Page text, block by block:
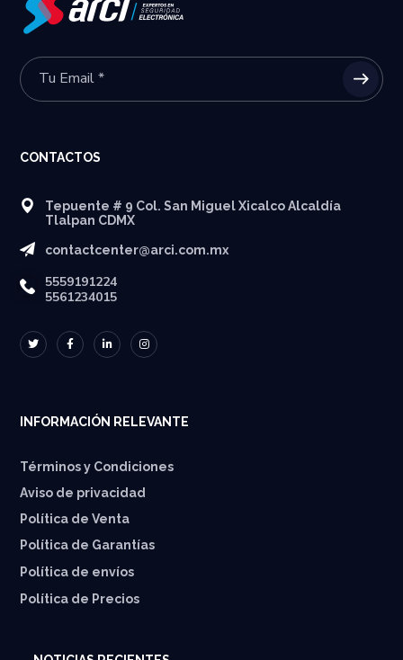
CONTACTOS
Tepuente # 9 Col. San Miguel Xicalco Alcaldía
Tlalpan CDMX
contactcenter@arci.com.mx
5559191224
5561234015
INFORMACIÓN RELEVANTE
Términos y Condiciones
Aviso de privacidad
Política de Venta
Política de Garantías
⁠Política de envíos
Política de Precios